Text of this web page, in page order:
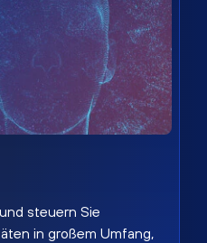
steuern Sie
in großem Umfang,